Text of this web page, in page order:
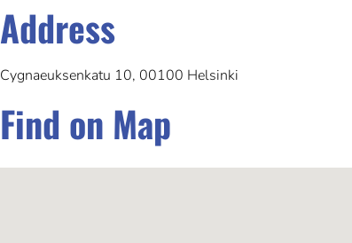
Address
Cygnaeuksenkatu 10, 00100 Helsinki
Find on Map